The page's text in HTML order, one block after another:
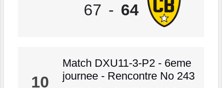
67 - 64
10
Match DXU11-3-P2 - 6eme
journee - Rencontre No 243